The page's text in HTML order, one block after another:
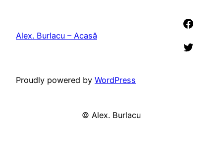
Alex. Burlacu – Acasă
Twitter
Proudly powered by WordPress
© Alex. Burlacu